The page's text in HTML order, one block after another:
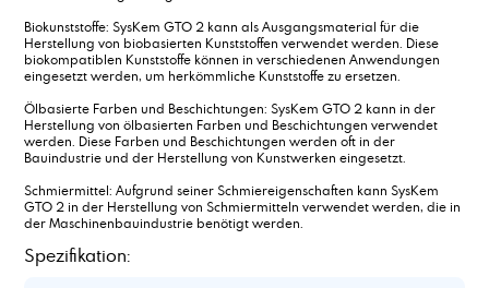
Biokunststoffe: SysKem GTO 2 kann als Ausgangsmaterial für die
Herstellung von biobasierten Kunststoffen verwendet werden. Diese
biokompatiblen Kunststoffe können in verschiedenen Anwendungen
eingesetzt werden, um herkömmliche Kunststoffe zu ersetzen.
Ölbasierte Farben und Beschichtungen: SysKem GTO 2 kann in der
Herstellung von ölbasierten Farben und Beschichtungen verwendet
werden. Diese Farben und Beschichtungen werden oft in der
Bauindustrie und der Herstellung von Kunstwerken eingesetzt.
Schmiermittel: Aufgrund seiner Schmiereigenschaften kann SysKem
GTO 2 in der Herstellung von Schmiermitteln verwendet werden, die in
der Maschinenbauindustrie benötigt werden.
Spezifikation: